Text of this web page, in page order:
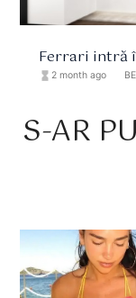
Ferrari intră
hourglass_full 2 month ago
S-AR